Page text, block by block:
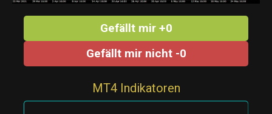
Gefällt mir +0
Gefällt mir nicht -0
MT4 Indikatoren